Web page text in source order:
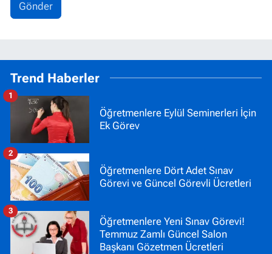
Gönder
Trend Haberler
Öğretmenlere Eylül Seminerleri İçin
Ek Görev
1
Öğretmenlere Dört Adet Sınav
Görevi ve Güncel Görevli Ücretleri
2
Öğretmenlere Yeni Sınav Görevi!
Temmuz Zamlı Güncel Salon
Başkanı Gözetmen Ücretleri
3